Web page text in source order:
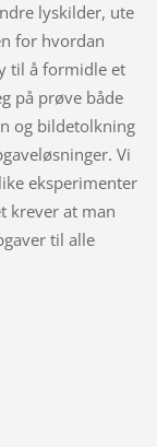
lyskilder, ute
for hvordan
til å formidle et
på prøve både
og bildetolkning
Vi
eksperimenter
krever at man
til alle